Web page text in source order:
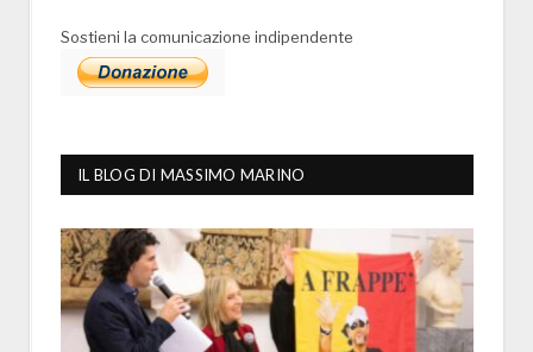
Sostieni la comunicazione indipendente
IL BLOG DI MASSIMO MARINO